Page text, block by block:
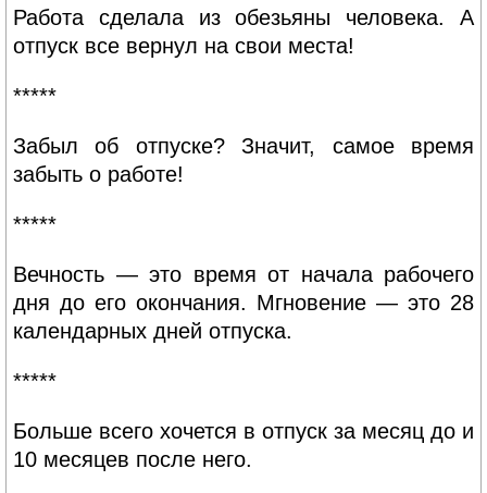
Работа сделала из обезьяны человека. А
отпуск все вернул на свои места!
*****
Забыл об отпуске? Значит, самое время
забыть о работе!
*****
Вечность — это время от начала рабочего
дня до его окончания. Мгновение — это 28
календарных дней отпуска.
*****
Больше всего хочется в отпуск за месяц до и
10 месяцев после него.